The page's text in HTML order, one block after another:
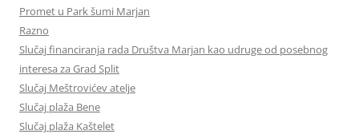
Promet u Park šumi Marjan
Razno
Slučaj financiranja rada Društva Marjan kao udruge od posebnog
interesa za Grad Split
Slučaj Meštrovićev atelje
Slučaj plaža Bene
Slučaj plaža Kaštelet